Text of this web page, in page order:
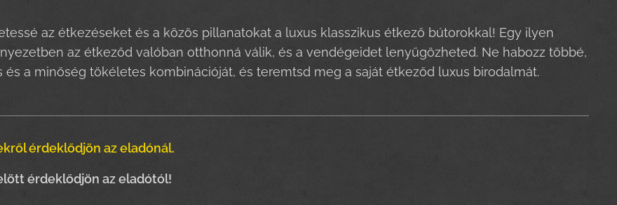
az étkezéseket és a közös pillanatokat a luxus klasszikus étkező bútorokkal! Egy ilyen
az étkeződ valóban otthonná válik, és a vendégeidet lenyűgözheted. Ne habozz többé,
és a minőség tökéletes kombinációját, és teremtsd meg a saját étkeződ luxus birodalmát.
érdeklődjön az eladónál.
érdeklődjön az eladótól!